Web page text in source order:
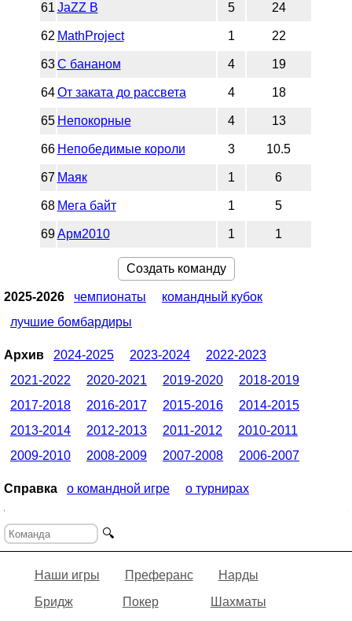
61 JaZZ B 5 24
62 MathProject 1 22
63 С бананом 4 19
64 От заката до рассвета 4 18
65 Непокорные 4 13
66 Непобедимые короли 3 10.5
67 Маяк 1 6
68 Мега байт 1 5
69 Арм2010 1 1
Создать команду
2025-2026 чемпионаты
командный кубок
лучшие бомбардиры
Архив 2024-2025 2023-2024
2022-2023
2021-2022
2020-2021 2019-2020
2018-2019
2017-2018
2016-2017 2015-2016
2014-2015
2013-2014
2012-2013 2011-2012
2010-2011
2009-2010
2008-2009 2007-2008 2006-2007
Справка о командной игре о турнирах
🔍
Наши игры Преферанс
Нарды
Бридж
Покер Шахматы